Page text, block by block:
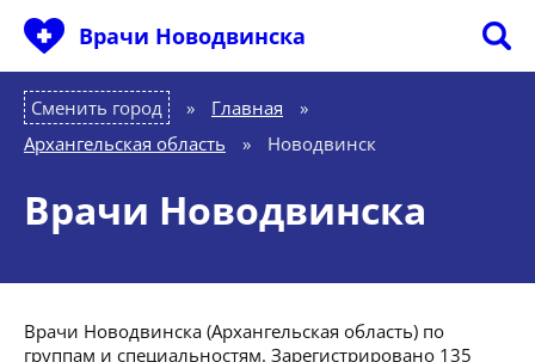
Врачи Новодвинска
Сменить город Главная
»
Архангельская область
» Новодвинск
Врачи Новодвинска
Врачи Новодвинска (Архангельская область) по
группам и специальностям. Зарегистрировано 135